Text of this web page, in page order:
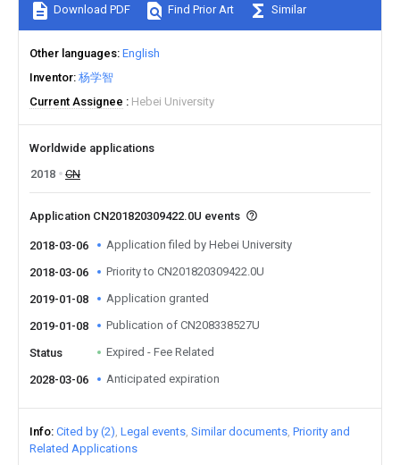
Download PDF Find Prior Art Similar
Other languages English
Inventor 杨学智
Current Assignee
Hebei University
Worldwide applications
2018
CN
Application CN201820309422.0U events
2018-03-06 Application filed by Hebei University
2018-03-06 Priority to CN201820309422.0U
2019-01-08 Application granted
2019-01-08 Publication of CN208338527U
Status Expired - Fee Related
2028-03-06 Anticipated expiration
Info Cited by (2) Legal events Similar documents Priority and
Related Applications